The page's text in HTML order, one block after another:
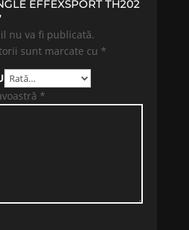
EFFEXSPORT TH202
nu va fi publicată.
sunt marcate cu *
*